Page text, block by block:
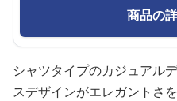
商品の
シャツタイプのカジュアル
スデザインがエレガントさ